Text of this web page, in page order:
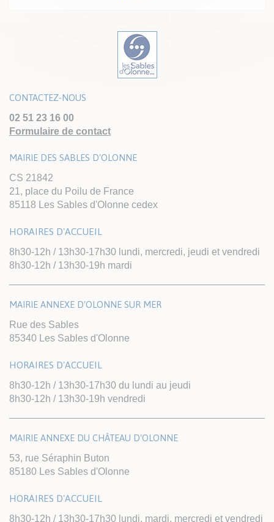
CONTACTEZ-NOUS
02 51 23 16 00
Formulaire de contact
MAIRIE DES SABLES D'OLONNE
CS 21842
21, place du Poilu de France
85118 Les Sables d'Olonne cedex
HORAIRES D'ACCUEIL
8h30-12h / 13h30-17h30 lundi, mercredi, jeudi et vendredi
8h30-12h / 13h30-19h mardi
MAIRIE ANNEXE D'OLONNE SUR MER
Rue des Sables
85340 Les Sables d'Olonne
HORAIRES D'ACCUEIL
8h30-12h / 13h30-17h30 du lundi au jeudi
8h30-12h / 13h30-19h vendredi
MAIRIE ANNEXE DU CHÂTEAU D'OLONNE
53, rue Séraphin Buton
85180 Les Sables d'Olonne
HORAIRES D'ACCUEIL
8h30-12h / 13h30-17h30 lundi, mardi, mercredi et vendredi